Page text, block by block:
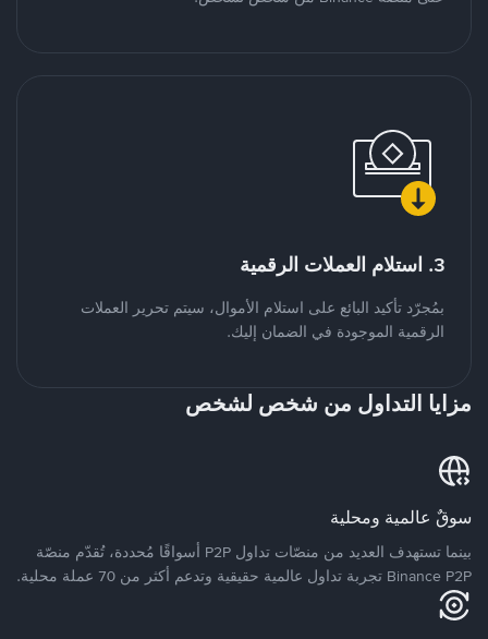
3. استلام العملات الرقمية
بمُجرّد تأكيد البائع على استلام الأموال، سيتم تحرير العملات
الرقمية الموجودة في الضمان إليك.
مزايا التداول من شخص لشخص
سوقٌ عالمية ومحلية
بينما تستهدف العديد من منصّات تداول P2P أسواقًا مُحددة، تُقدّم منصّة
Binance P2P تجربة تداول عالمية حقيقية وتدعم أكثر من 70 عملة محلية.